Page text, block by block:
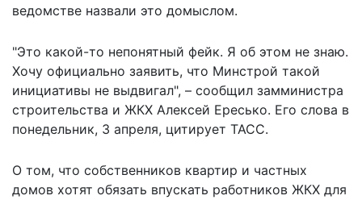
ведомстве назвали это домыслом.
"Это какой-то непонятный фейк. Я об этом не знаю.
Хочу официально заявить, что Минстрой такой
инициативы не выдвигал", – сообщил замминистра
строительства и ЖКХ Алексей Ересько. Его слова в
понедельник, 3 апреля, цитирует ТАСС.
О том, что собственников квартир и частных
домов хотят обязать впускать работников ЖКХ для